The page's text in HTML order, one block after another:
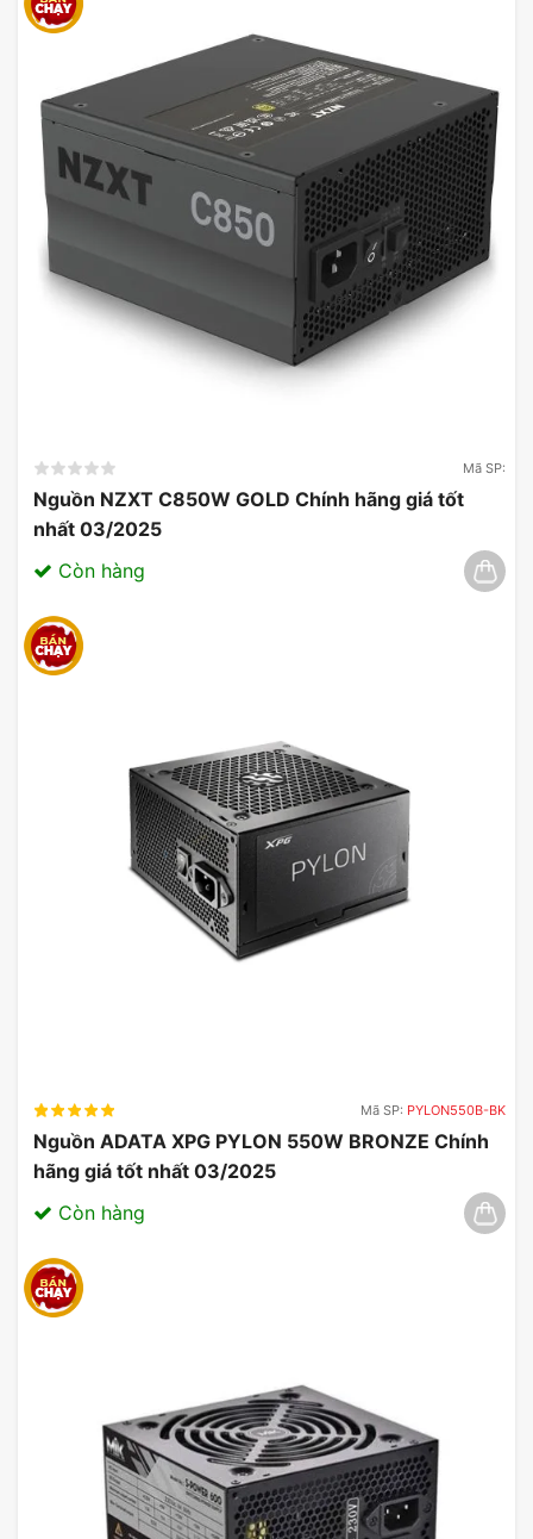
Mã SP:
Nguồn NZXT C850W GOLD Chính hãng giá tốt
nhất 03/2025
Còn hàng
Mã SP: PYLON550B-BK
Nguồn ADATA XPG PYLON 550W BRONZE Chính
hãng giá tốt nhất 03/2025
Còn hàng